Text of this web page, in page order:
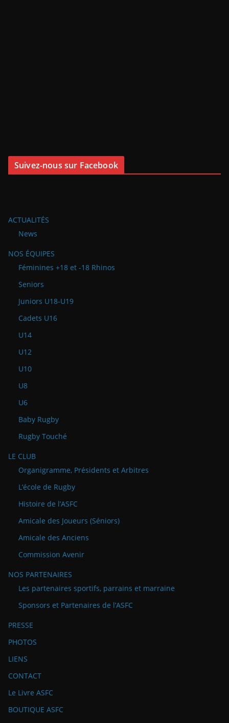
Suivez-nous sur Facebook
ACTUALITÉS
News
NOS ÉQUIPES
Féminines +18 et -18 Rhinos
Seniors
Juniors U18-U19
Cadets U16
U14
U12
U10
U8
U6
Baby Rugby
Rugby Touché
LE CLUB
Organigramme, Présidents et Arbitres
L’école de Rugby
Histoire de l’ASFC
Amicale des Joueurs (Séniors)
Amicale des Anciens
Commission Avenir
NOS PARTENAIRES
Les partenaires sportifs, parrains et marraine
Sponsors et Partenaires de l’ASFC
PRESSE
PHOTOS
LIENS
CONTACT
Le Livre ASFC
BOUTIQUE ASFC